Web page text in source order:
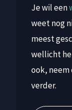
Je wil een
weet nog
meest
wellicht
ook, neem
verder.